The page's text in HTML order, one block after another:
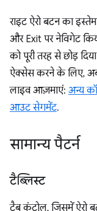
राइट ऐरो बटन का
और Exit पर नेविगेट
को पूरी तरह से छोड़
ऐक्सेस करने के लिए,
लाइव आज़माएं: अन्य
आउट सेगमेंट.
सामान्य पैटर्न
टैब्लिस्ट
टैब कंट्रोल, जिसमें